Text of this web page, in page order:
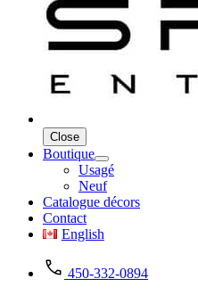
Close
Boutique
Usagé
Neuf
Catalogue décors
Contact
English
450-332-0894